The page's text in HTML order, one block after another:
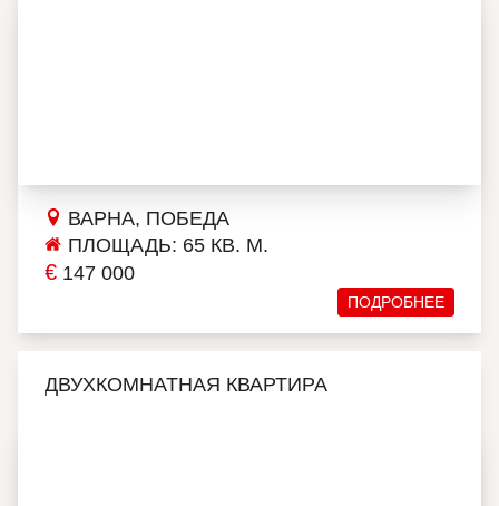
ВАРНА, ПОБЕДА
ПЛОЩАДЬ: 65 КВ. М.
€ 147 000
ПОДРОБНЕЕ
ДВУХКОМНАТНАЯ КВАРТИРА